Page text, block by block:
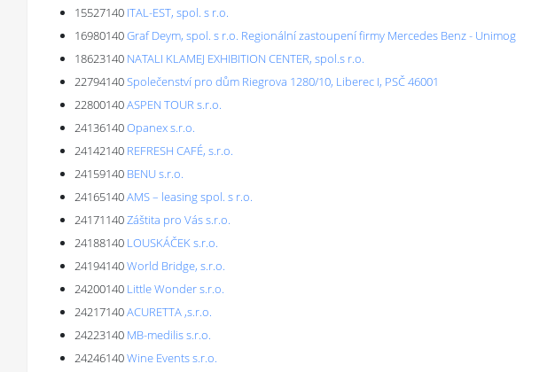
15527140 ITAL-EST, spol. s r.o.
16980140Graf Deym, spol. s r.o. Regionální zastoupení firmy Mercedes Benz - Unimog
18623140 NATALI KLAMEJ EXHIBITION CENTER, spol.s r.o.
22794140Společenství pro dům Riegrova 1280/10, Liberec I, PSČ 46001
22800140ASPEN TOUR s.r.o.
24136140Opanex s.r.o.
24142140 REFRESH CAFÉ, s.r.o.
24159140 BENU s.r.o.
24165140AMS – leasing spol. s r.o.
24171140Záštita pro Vás s.r.o.
24188140 LOUSKÁČEK s.r.o.
24194140World Bridge, s.r.o.
24200140 Little Wonder s.r.o.
24217140ACURETTA ,s.r.o.
24223140 MB-medilis s.r.o.
24246140Wine Events s.r.o.